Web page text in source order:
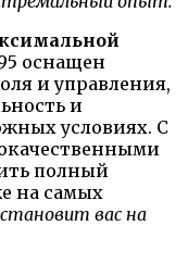
оснащен
и управления,
и
условиях. С
полный
на самых
вас на